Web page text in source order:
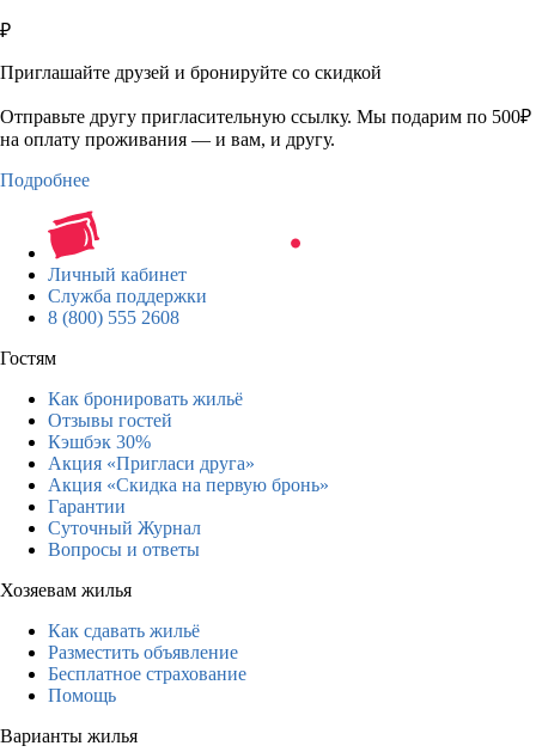
₽
Приглашайте друзей и бронируйте со скидкой
Отправьте другу пригласительную ссылку. Мы подарим по 500₽
на оплату проживания — и вам, и другу.
Подробнее
Личный кабинет
Служба поддержки
8 (800) 555 2608
Гостям
Как бронировать жильё
Отзывы гостей
Кэшбэк 30%
Акция «Пригласи друга»
Акция «Скидка на первую бронь»
Гарантии
Суточный Журнал
Вопросы и ответы
Хозяевам жилья
Как сдавать жильё
Разместить объявление
Бесплатное страхование
Помощь
Варианты жилья